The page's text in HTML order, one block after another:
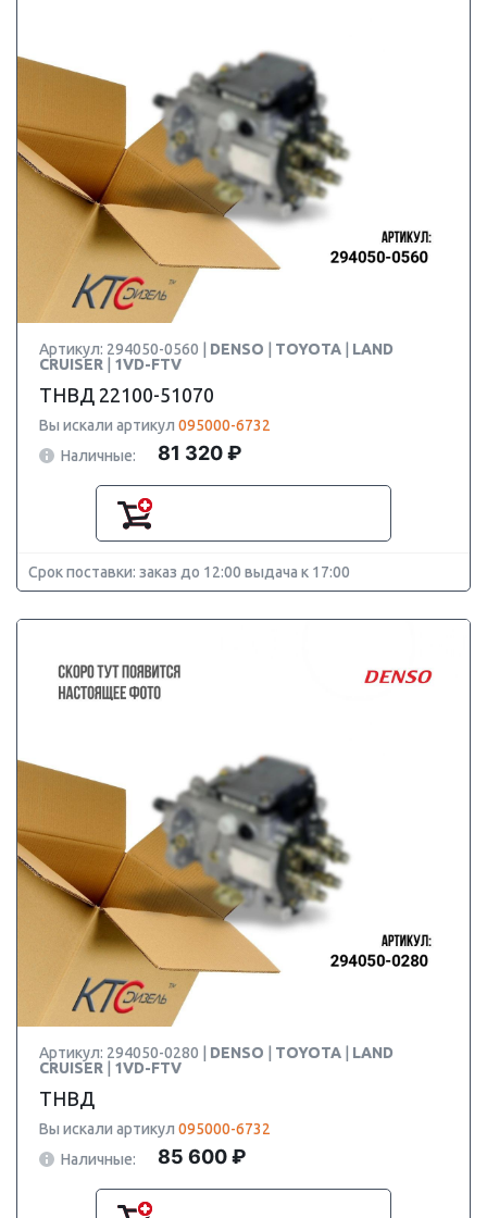
Артикул: 294050-0560 | DENSO TOYOTA
LAND
CRUISER
1VD-FTV
ТНВД 22100-51070
Вы искали артикул 095000-6732
Наличные:
81 320 ₽
Срок поставки: заказ до 12:00 выдача к 17:00
Артикул: 294050-0280 | DENSO TOYOTA
LAND
CRUISER
1VD-FTV
ТНВД
Вы искали артикул 095000-6732
Наличные:
85 600 ₽